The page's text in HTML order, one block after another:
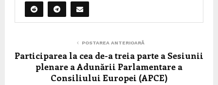
POSTAREA ANTERIOARĂ
Participarea la cea de-a treia parte a Sesiunii
plenare a Adunării Parlamentare a
Consiliului Europei (APCE)